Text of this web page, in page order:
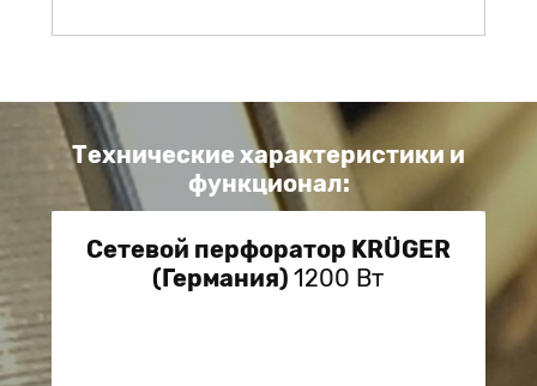
Технические характеристики и
функционал:
Сетевой перфоратор KRÜGER
(Германия)1200 Вт